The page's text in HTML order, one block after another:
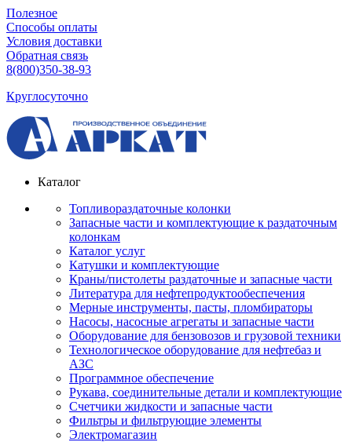
Полезное
Способы оплаты
Условия доставки
Обратная связь
8(800)350-38-93
Круглосуточно
Каталог
Топливораздаточные колонки
Запасные части и комплектующие к раздаточным
колонкам
Каталог услуг
Катушки и комплектующие
Краны/пистолеты раздаточные и запасные части
Литература для нефтепродуктообеспечения
Мерные инструменты, пасты, пломбираторы
Насосы, насосные агрегаты и запасные части
Оборудование для бензовозов и грузовой техники
Технологическое оборудование для нефтебаз и
АЗС
Программное обеспечение
Рукава, соединительные детали и комплектующие
Счетчики жидкости и запасные части
Фильтры и фильтрующие элементы
Электромагазин